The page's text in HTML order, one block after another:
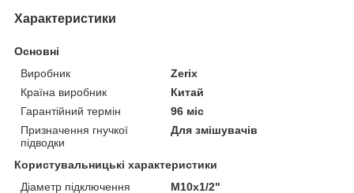
Характеристики
Основні
Виробник
Zerix
Країна виробник
Китай
Гарантійний термін
96 міс
Призначення гнучкої
підводки
Для змішувачів
Користувальницькі характеристики
Діаметр підключення
M10x1/2"